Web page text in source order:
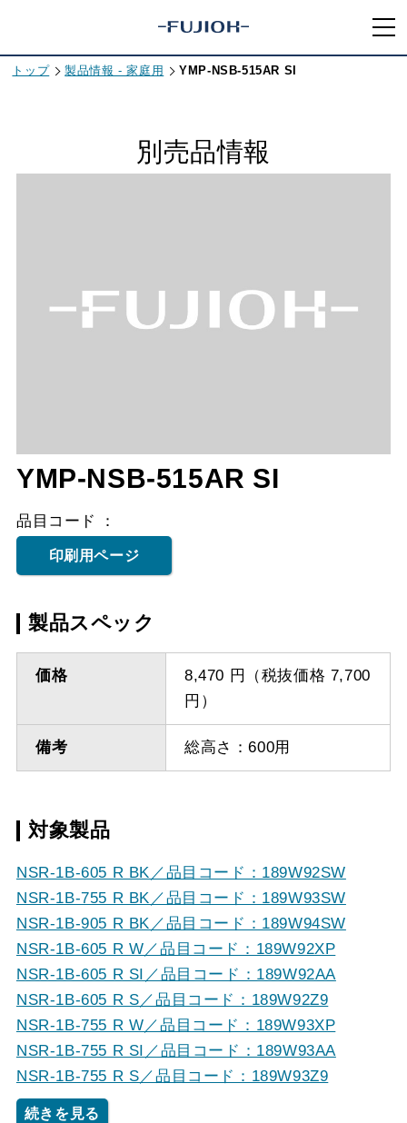
トップ 製品情報 - 家庭用 YMP-NSB-515AR SI
別売品情報
YMP-NSB-515AR SI
品目コード
印刷用ページ
製品スペック
価格
8,470 円（税抜価格 7,700
円）
備考 総高さ：600用
対象製品
NSR-1B-605 R BK／品目コード：189W92SW
NSR-1B-755 R BK／品目コード：189W93SW
NSR-1B-905 R BK／品目コード：189W94SW
NSR-1B-605 R W／品目コード：189W92XP
NSR-1B-605 R SI／品目コード：189W92AA
NSR-1B-605 R S／品目コード：189W92Z9
NSR-1B-755 R W／品目コード：189W93XP
NSR-1B-755 R SI／品目コード：189W93AA
NSR-1B-755 R S／品目コード：189W93Z9
続きを見る